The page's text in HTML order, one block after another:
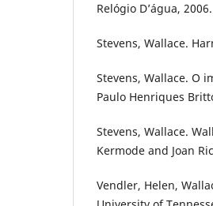
Relógio D’água, 2006.
Stevens, Wallace.
Stevens, Wallace. O
Paulo Henriques
Stevens, Wallace.
Kermode and Joan
Vendler, Helen,